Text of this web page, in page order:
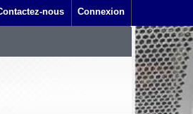
Connexion
nous